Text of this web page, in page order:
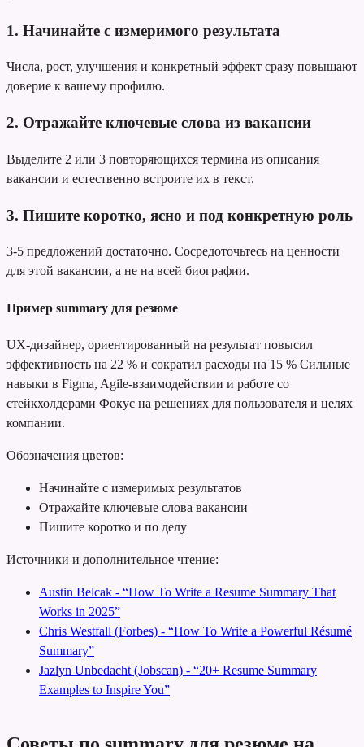
1. Начинайте с измеримого результата
Числа, рост, улучшения и конкретный эффект сразу повышают
доверие к вашему профилю.
2. Отражайте ключевые слова из вакансии
Выделите 2 или 3 повторяющихся термина из описания
вакансии и естественно встроите их в текст.
3. Пишите коротко, ясно и под конкретную роль
3-5 предложений достаточно. Сосредоточьтесь на ценности
для этой вакансии, а не на всей биографии.
Пример summary для резюме
UX-дизайнер, ориентированный на результат повысил
эффективность на 22 % и сократил расходы на 15 % Сильные
навыки в Figma, Agile-взаимодействии и работе со
стейкхолдерами Фокус на решениях для пользователя и целях
компании.
Обозначения цветов:
Начинайте с измеримых результатов
Отражайте ключевые слова вакансии
Пишите коротко и по делу
Источники и дополнительное чтение:
Austin Belcak - “How To Write a Resume Summary That
Works in 2025”
Chris Westfall (Forbes) - “How To Write a Powerful Résumé
Summary”
Jazlyn Unbedacht (Jobscan) - “20+ Resume Summary
Examples to Inspire You”